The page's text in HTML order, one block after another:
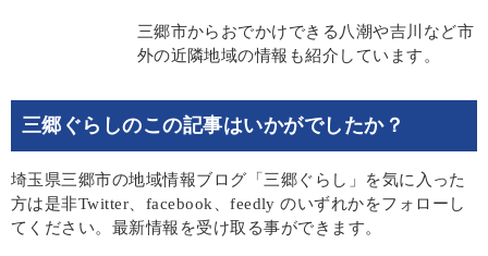
三郷市からおでかけできる八潮や吉川など市
外の近隣地域の情報も紹介しています。
三郷ぐらしのこの記事はいかがでしたか？
埼玉県三郷市の地域情報ブログ「三郷ぐらし」を気に入った
方は是非Twitter、facebook、feedly のいずれかをフォローし
てください。最新情報を受け取る事ができます。